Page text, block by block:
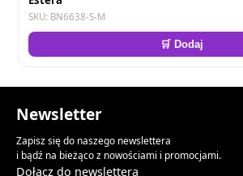
SKU: BN6638-S-M
🛒 Dodaj
Newsletter
Zapisz się do naszego newslettera
i bądź na bieżąco z nowościami i promocjami.
Dołącz do newslettera